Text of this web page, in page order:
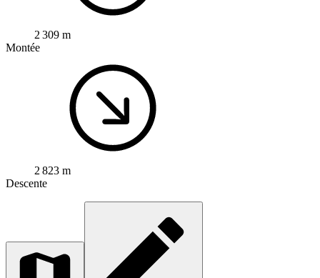
2 309 m
Montée
2 823 m
Descente